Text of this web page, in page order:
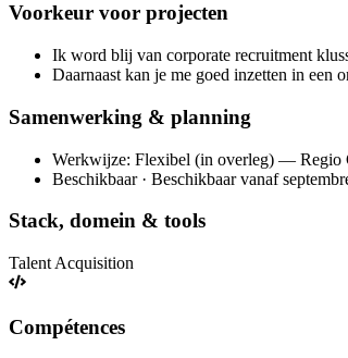
Voorkeur voor projecten
Ik word blij van corporate recruitment
Daarnaast kan je me goed inzetten in een
Samenwerking & planning
Werkwijze: Flexibel (in overleg) — Regio
Beschikbaar · Beschikbaar vanaf
Stack, domein & tools
Talent Acquisition
Compétences